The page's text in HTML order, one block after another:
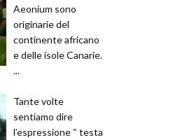
Aeonium sono
originarie del
continente africano
e delle isole Canarie.
...
Tante volte
sentiamo dire
l’espressione “ testa